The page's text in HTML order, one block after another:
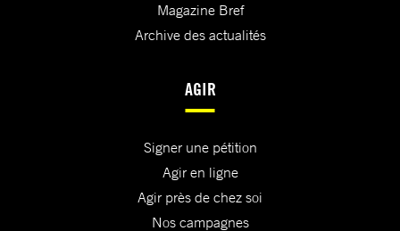
Magazine Bref
Archive des actualités
AGIR
Signer une pétition
Agir en ligne
Agir près de chez soi
Nos campagnes